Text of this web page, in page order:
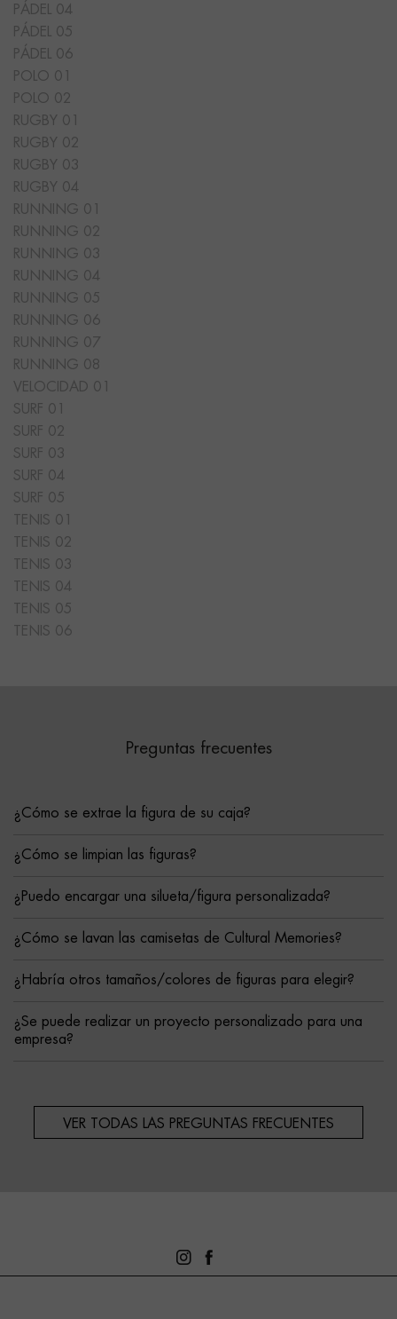
PÁDEL 04
PÁDEL 05
PÁDEL 06
POLO 01
POLO 02
RUGBY 01
RUGBY 02
RUGBY 03
RUGBY 04
RUNNING 01
RUNNING 02
RUNNING 03
RUNNING 04
RUNNING 05
RUNNING 06
RUNNING 07
RUNNING 08
VELOCIDAD 01
SURF 01
SURF 02
SURF 03
SURF 04
SURF 05
TENIS 01
TENIS 02
TENIS 03
TENIS 04
TENIS 05
TENIS 06
Preguntas frecuentes
¿Cómo se extrae la figura de su caja?
¿Cómo se limpian las figuras?
¿Puedo encargar una silueta/figura personalizada?
¿Cómo se lavan las camisetas de Cultural Memories?
¿Habría otros tamaños/colores de figuras para elegir?
¿Se puede realizar un proyecto personalizado para una
empresa?
VER TODAS LAS PREGUNTAS FRECUENTES